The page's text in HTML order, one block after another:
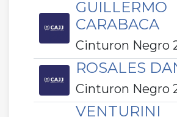
GUILLERMO
CARABACA
Cinturon Negro
ROSALES
Cinturon Negro
VENTURINI